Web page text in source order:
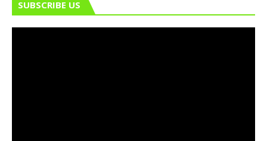
SUBSCRIBE US